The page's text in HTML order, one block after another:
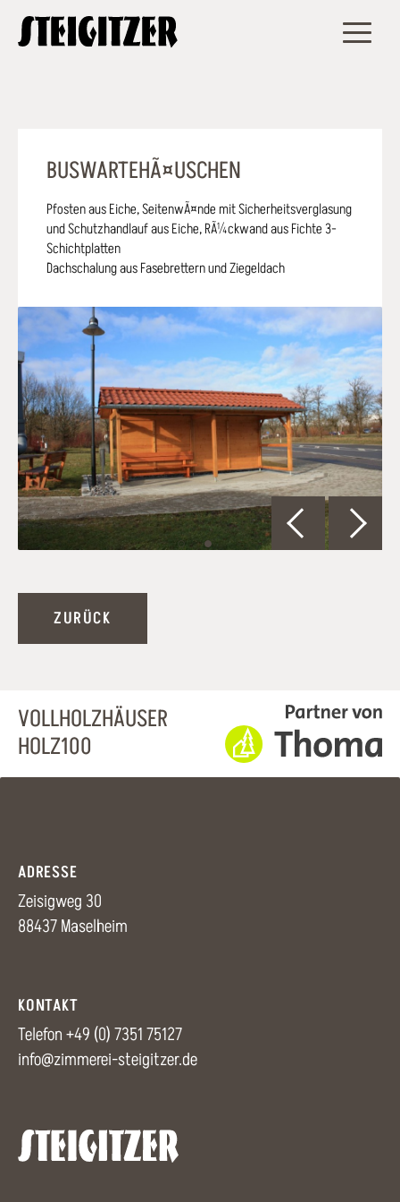
BUSWARTEHÃ¤USCHEN
Pfosten aus Eiche, SeitenwÃ¤nde mit Sicherheitsverglasung
und Schutzhandlauf aus Eiche, RÃ¼ckwand aus Fichte 3-
Schichtplatten
Dachschalung aus Fasebrettern und Ziegeldach
ZURÜCK
VOLLHOLZHÄUSER
HOLZ100
ADRESSE
Zeisigweg 30
88437 Maselheim
KONTAKT
Telefon+49 (0) 7351 75127
info@zimmerei-steigitzer.de